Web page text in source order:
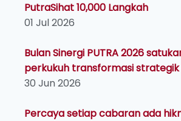
PutraSihat 10,000 Langkah
01 Jul 2026
Bulan Sinergi PUTRA 2026
perkukuh transformasi strategik
30 Jun 2026
Percaya setiap cabaran ada